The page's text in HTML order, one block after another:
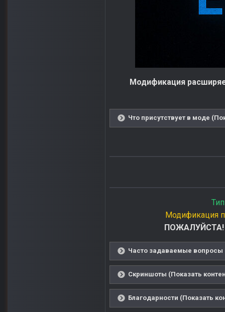
Модификация
Что присутствует в моде
Модификация
ПОЖАЛУЙСТА!
Часто задаваемые вопросы
Скриншоты (Показать
Благодарности (Показать